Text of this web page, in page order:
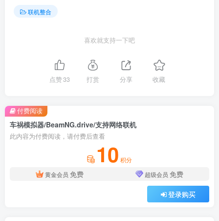
联机整合
喜欢就支持一下吧
点赞33 打赏 分享 收藏
车祸模拟器/BeamNG.drive/支持网络联机
此内容为付费阅读，请付费后查看
10 积分
黄金会员 免费 超级会员 免费
登录购买
付费阅读